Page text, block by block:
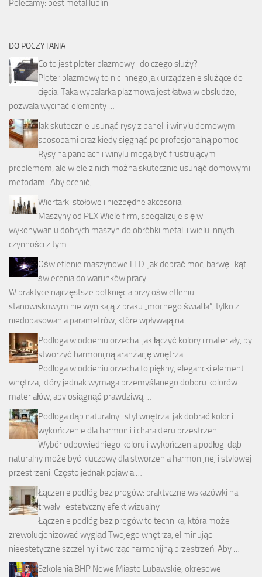
Polecamy: best metal lublin
DO POCZYTANIA
Co to jest ploter plazmowy i do czego służy?
Ploter plazmowy to nic innego jak urządzenie służące do
cięcia. Taka wypalarka plazmowa jest łatwa w obsłudze,
pozwala wycinać elementy …
Jak skutecznie usunąć rysy z paneli i winylu domowymi
sposobami oraz kiedy sięgnąć po profesjonalną pomoc
Rysy na panelach i winylu mogą być frustrującym
problemem, ale wiele z nich można skutecznie usunąć domowymi
metodami. Aby ocenić, …
Wiertarki stołowe i niezbędne akcesoria
Maszyny od PEX Wiele firm, specjalizuje się w
wykonywaniu dobrych maszyn do obróbki metali i wielu innych
czynności z tym …
Oświetlenie maszynowe LED: jak dobrać moc, barwę i kąt
świecenia do warunków pracy
W praktyce najczęstsze potknięcia przy oświetleniu
stanowiskowym nie wynikają z braku „mocnego światła”, tylko z
niedopasowania parametrów, które wpływają na …
Podłoga w odcieniu orzecha: jak łączyć kolory i materiały, by
stworzyć harmonijną aranżację wnętrza
Podłoga w odcieniu orzecha to piękny, elegancki element
wnętrza, który jednak wymaga przemyślanego doboru kolorów i
materiałów, aby osiągnąć prawdziwą …
Podłoga dąb naturalny i styl wnętrza: jak dobrać kolor i
wykończenie dla harmonii i charakteru przestrzeni
Wybór odpowiedniego koloru i wykończenia podłogi dąb
naturalny może być kluczowy dla stworzenia harmonijnej i stylowej
przestrzeni. Często jednak pojawia …
Łączenie podłóg bez progów: praktyczne wskazówki na
trwały i estetyczny efekt wizualny
Łączenie podłóg bez progów to technika, która może
zrewolucjonizować wygląd Twojego wnętrza, eliminując
nieestetyczne szczeliny i tworząc harmonijną przestrzeń. Aby …
Szkolenia BHP Nowe Miasto Lubawskie, okresowe